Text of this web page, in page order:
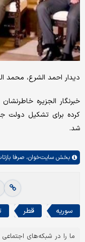
دیدار احمد الشرع، محمد
خبرنگار الجزیره
کرده برای تشکیل دولت
شد.
بخش سایت‌خوان، صرفا
سوریه قطر
ما را در شبکه‌های اجتماعی